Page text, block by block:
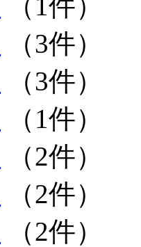
（3件）
（3件）
（1件）
（2件）
（2件）
（2件）